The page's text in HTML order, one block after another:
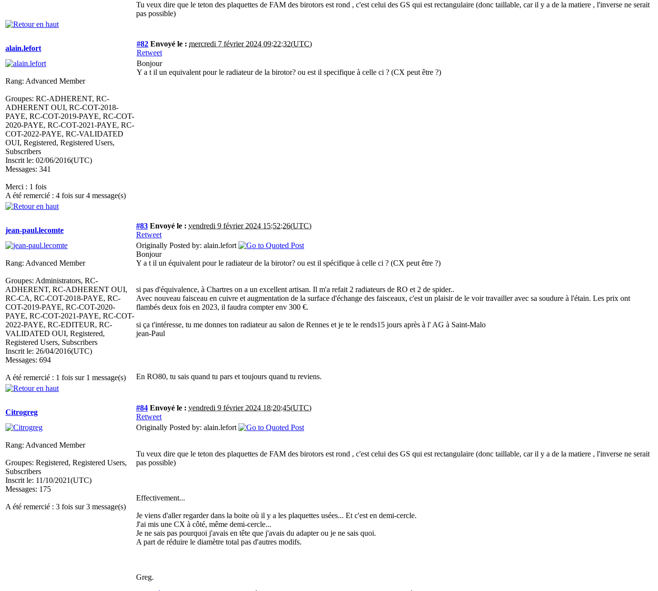
Tu veux dire que le teton des plaquettes de FAM des birotors est rond , c'est celui des GS qui est rectangulaire (donc taillable, car il y a de la matiere , l'inverse ne serait
pas possible)
alain.lefort
#82 Envoyé le : mercredi 7 février 2024 09:22:32(UTC)
Retweet
Rang: Advanced Member
Groupes: RC-ADHERENT, RC-
ADHERENT OUI, RC-COT-2018-
PAYE, RC-COT-2019-PAYE, RC-COT-
2020-PAYE, RC-COT-2021-PAYE, RC-
COT-2022-PAYE, RC-VALIDATED
OUI, Registered, Registered Users,
Subscribers
Inscrit le: 02/06/2016(UTC)
Messages: 341
Merci : 1 fois
A été remercié : 4 fois sur 4 message(s)
Bonjour
Y a t il un equivalent pour le radiateur de la birotor? ou est il specifique à celle ci ? (CX peut être ?)
jean-paul.lecomte
#83 Envoyé le : vendredi 9 février 2024 15:52:26(UTC)
Retweet
Rang: Advanced Member
Groupes: Administrators, RC-
ADHERENT, RC-ADHERENT OUI,
RC-CA, RC-COT-2018-PAYE, RC-
COT-2019-PAYE, RC-COT-2020-
PAYE, RC-COT-2021-PAYE, RC-COT-
2022-PAYE, RC-EDITEUR, RC-
VALIDATED OUI, Registered,
Registered Users, Subscribers
Inscrit le: 26/04/2016(UTC)
Messages: 694
A été remercié : 1 fois sur 1 message(s)
Originally Posted by: alain.lefort
Bonjour
Y a t il un équivalent pour le radiateur de la birotor? ou est il spécifique à celle ci ? (CX peut être ?)
si pas d'équivalence, à Chartres on a un excellent artisan. Il m'a refait 2 radiateurs de RO et 2 de spider..
Avec nouveau faisceau en cuivre et augmentation de la surface d'échange des faisceaux, c'est un plaisir de le voir travailler avec sa soudure à l'étain. Les prix ont
flambés deux fois en 2023, il faudra compter env 300 €.
si ça t'intéresse, tu me donnes ton radiateur au salon de Rennes et je te le rends15 jours après à l' AG à Saint-Malo
jean-Paul
En RO80, tu sais quand tu pars et toujours quand tu reviens.
Citrogreg
#84 Envoyé le : vendredi 9 février 2024 18:20:45(UTC)
Retweet
Rang: Advanced Member
Groupes: Registered, Registered Users,
Subscribers
Inscrit le: 11/10/2021(UTC)
Messages: 175
A été remercié : 3 fois sur 3 message(s)
Originally Posted by: alain.lefort
Tu veux dire que le teton des plaquettes de FAM des birotors est rond , c'est celui des GS qui est rectangulaire (donc taillable, car il y a de la matiere , l'inverse ne serait
pas possible)
Effectivement...
Je viens d'aller regarder dans la boite où il y a les plaquettes usées... Et c'est en demi-cercle.
J'ai mis une CX à côté, même demi-cercle...
Je ne sais pas pourquoi j'avais en tête que j'avais du adapter ou je ne sais quoi.
A part de réduire le diamètre total pas d'autres modifs.
Greg.